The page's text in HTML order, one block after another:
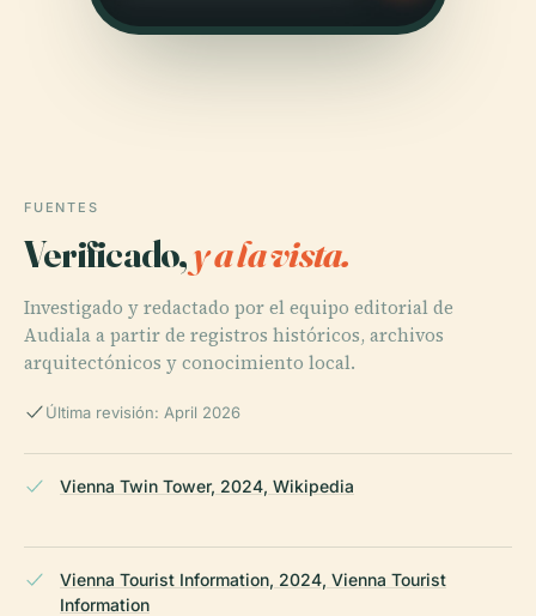
FUENTES
Verificado,y a la vista.
Investigado y redactado por el equipo editorial de
Audiala a partir de registros históricos, archivos
arquitectónicos y conocimiento local.
Última revisión: April 2026
Vienna Twin Tower, 2024, Wikipedia
Vienna Tourist Information, 2024, Vienna Tourist
Information